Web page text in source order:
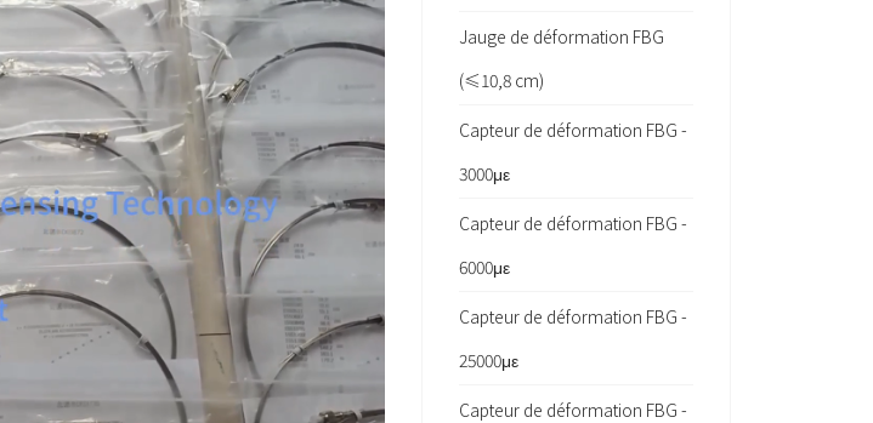
Jauge de déformation FBG
(≤10,8 cm)
Capteur de déformation FBG -
3000με
Capteur de déformation FBG -
6000με
Capteur de déformation FBG -
25000με
Capteur de déformation FBG -